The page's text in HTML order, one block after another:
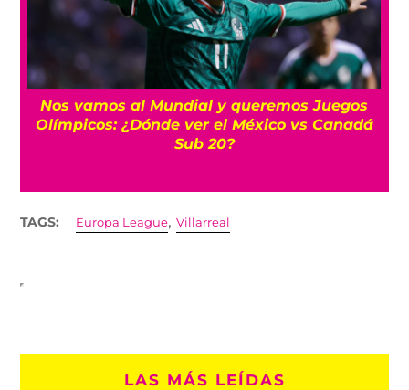
Nos vamos al Mundial y queremos Juegos
Olímpicos: ¿Dónde ver el México vs Canadá
Sub 20?
TAGS: Europa League,Villarreal
LAS MÁS LEÍDAS